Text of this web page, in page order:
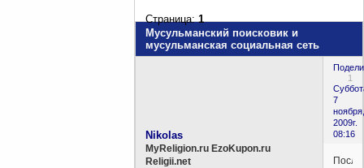
Мусульманский поисковик и
мусульманская социальная сеть
Страница:1
1
7
ноября,
2009г.
08:16
Nikolas
MyReligion.ru EzoKupon.ru
Religii.net